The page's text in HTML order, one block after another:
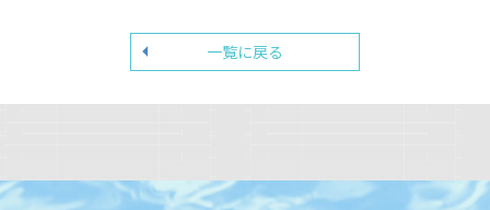
一覧に戻る